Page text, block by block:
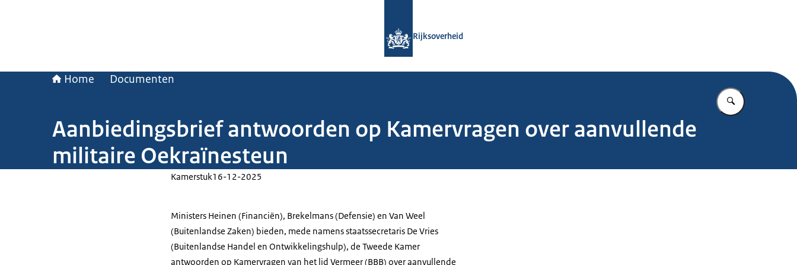
Rijksoverheid
Home Documenten
Vul in wat u
Aanbiedingsbrief antwoorden op Kamervragen over aanvullende
militaire Oekraïnesteun
Kamerstuk16-12-2025
Ministers Heinen (Financiën), Brekelmans (Defensie) en Van Weel
(Buitenlandse Zaken) bieden, mede namens staatssecretaris De Vries
(Buitenlandse Handel en Ontwikkelingshulp), de Tweede Kamer
antwoorden op Kamervragen van het lid Vermeer (BBB) over aanvullende